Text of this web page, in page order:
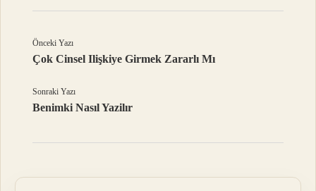
Önceki Yazı
Çok Cinsel Ilişkiye Girmek Zararlı Mı
Sonraki Yazı
Benimki Nasıl Yazilır